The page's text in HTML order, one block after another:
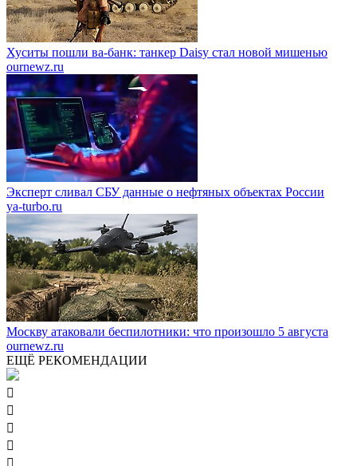
Хуситы пошли ва-банк: танкер Daisy стал новой мишенью
ournewz.ru
Эксперт сливал СБУ данные о нефтяных объектах России
ya-turbo.ru
Москву атаковали беспилотники: что произошло 5 августа
ournewz.ru
ЕЩЁ РЕКОМЕНДАЦИИ




